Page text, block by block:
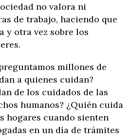
no valora ni
de trabajo, haciendo que
y otra vez sobre los
millones de
a quienes cuidan?
de los cuidados de las
humanos? ¿Quién cuida
hogares cuando sienten
en un día de trámites